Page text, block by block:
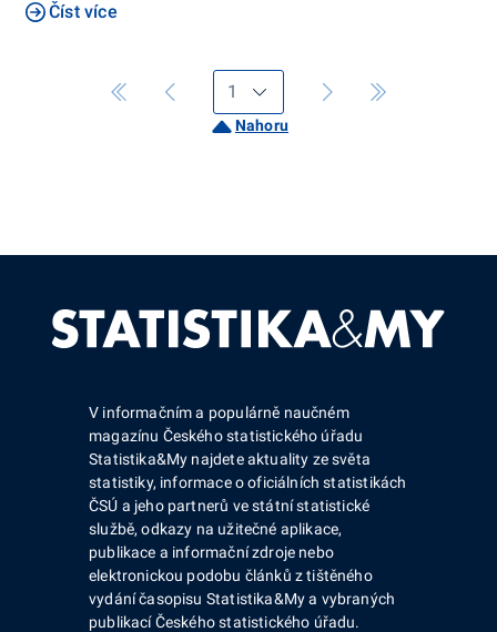
Číst více
Nahoru
V informačním a populárně naučném
magazínu Českého statistického úřadu
Statistika&My najdete aktuality ze světa
statistiky, informace o oficiálních statistikách
ČSÚ a jeho partnerů ve státní statistické
službě, odkazy na užitečné aplikace,
publikace a informační zdroje nebo
elektronickou podobu článků z tištěného
vydání časopisu Statistika&My a vybraných
publikací Českého statistického úřadu.